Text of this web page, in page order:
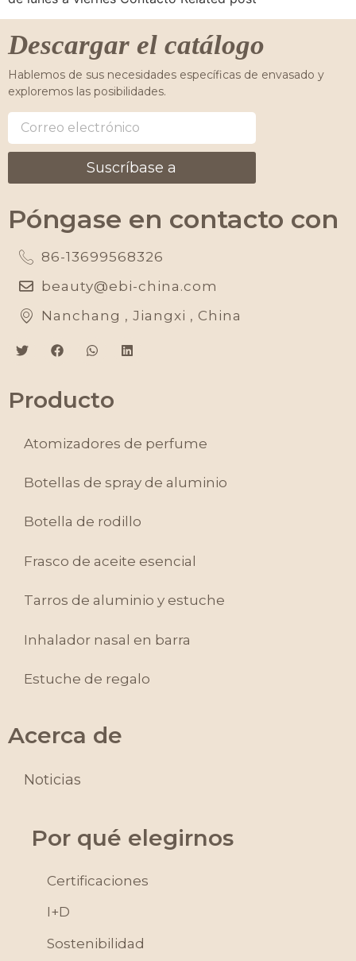
Descargar el catálogo
Hablemos de sus necesidades específicas de envasado y
exploremos las posibilidades.
Suscríbase a
Póngase en contacto con
86-13699568326
beauty@ebi-china.com
Nanchang , Jiangxi , China
Producto
Atomizadores de perfume
Botellas de spray de aluminio
Botella de rodillo
Frasco de aceite esencial
Tarros de aluminio y estuche
Inhalador nasal en barra
Estuche de regalo
Acerca de
Noticias
Por qué elegirnos
Certificaciones
I+D
Sostenibilidad